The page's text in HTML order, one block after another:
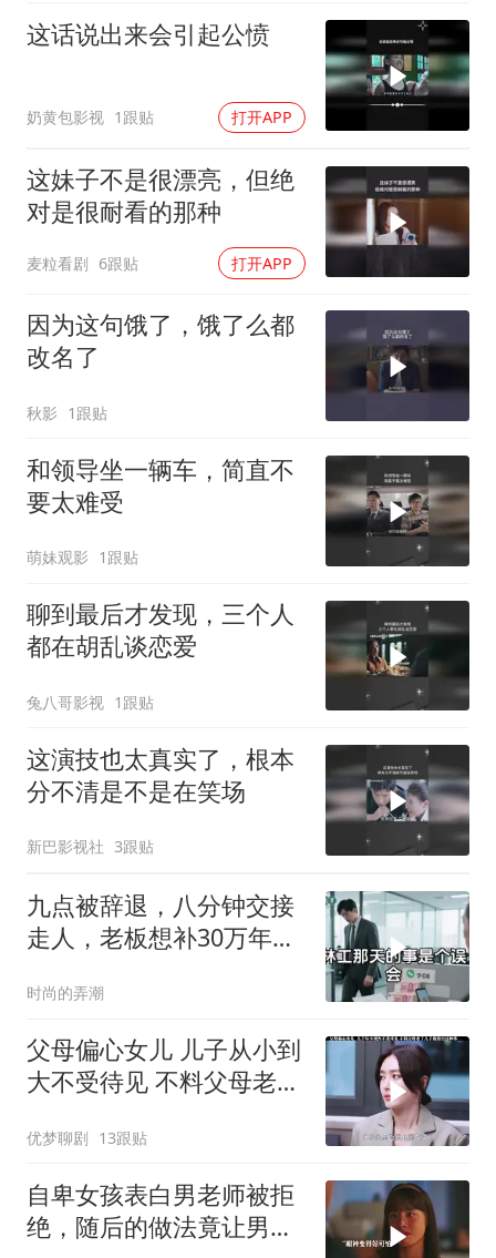
这话说出来会引起公愤
奶黄包影视 1跟贴 打开APP
这妹子不是很漂亮，但绝
对是很耐看的那种
麦粒看剧 6跟贴 打开APP
因为这句饿了，饿了么都
改名了
秋影 1跟贴
和领导坐一辆车，简直不
要太难受
萌妹观影 1跟贴
聊到最后才发现，三个人
都在胡乱谈恋爱
兔八哥影视 1跟贴
这演技也太真实了，根本
分不清是不是在笑场
新巴影视社 3跟贴
九点被辞退，八分钟交接
走人，老板想补30万年终
时尚的弄潮
父母偏心女儿 儿子从小到
大不受待见 不料父母老了
优梦聊剧 13跟贴
自卑女孩表白男老师被拒
绝，随后的做法竟让男老